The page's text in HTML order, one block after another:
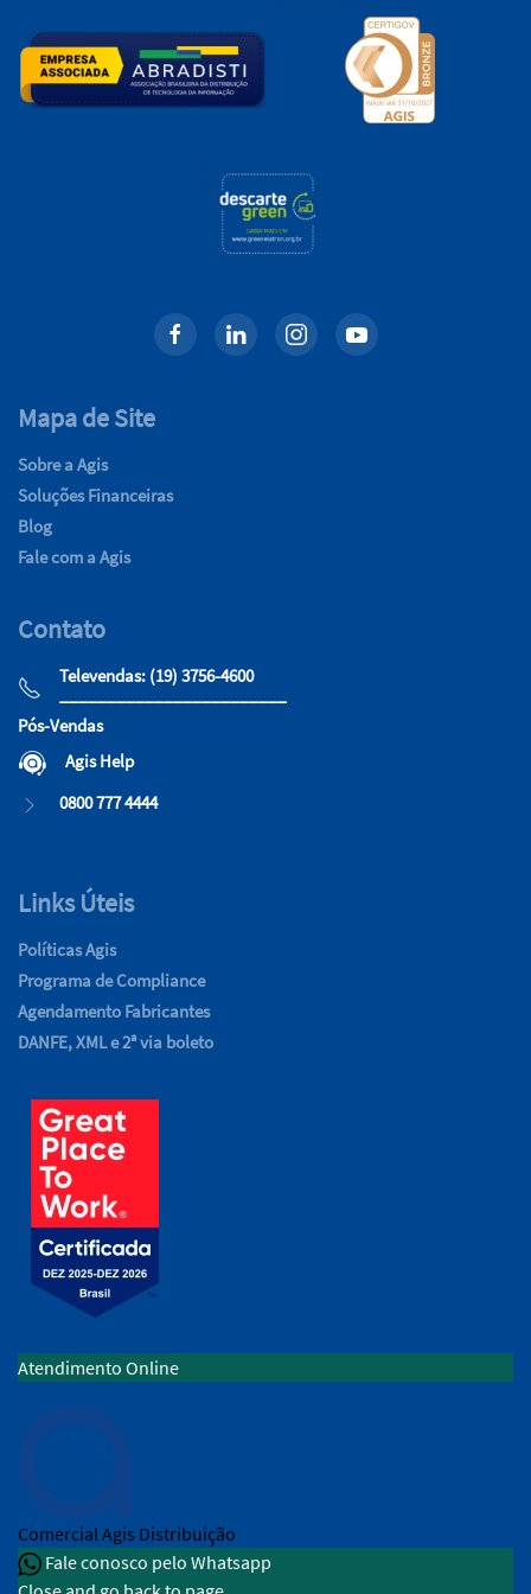
Mapa de Site
Sobre a Agis
Soluções Financeiras
Blog
Fale com a Agis
Contato
Televendas: (19) 3756-4600
Pós-Vendas
Agis Help
0800 777 4444
Links Úteis
Políticas Agis
Programa de Compliance
Agendamento Fabricantes
DANFE, XML e 2ª via boleto
Atendimento Online
ComercialAgis Distribuição
Fale conosco pelo Whatsapp